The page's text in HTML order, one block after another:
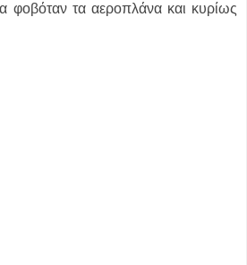
φοβόταν τα αεροπλάνα και κυρίως